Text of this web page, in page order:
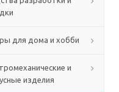
для дома и хобби
и
изделия